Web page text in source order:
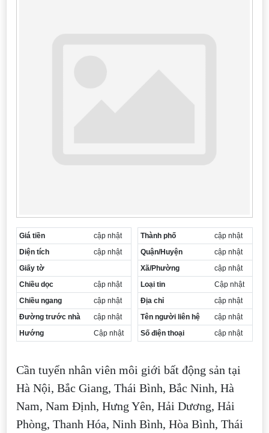
Giá tiền
cập nhật
Diện tích
cập nhật
Giấy tờ
Chiều dọc
cập nhật
Chiều ngang
cập nhật
Đường trước nhà
cập nhật
Hướng
Cập nhật
Thành phố
cập nhật
Quận/Huyện
cập nhật
Xã/Phường
cập nhật
Loại tin
Cập nhật
Địa chỉ
cập nhật
Tên người liên hệ
cập nhật
Số điện thoại
cập nhật
Cần tuyển nhân viên môi giới bất động sản tại
Hà Nội, Bắc Giang, Thái Bình, Bắc Ninh, Hà
Nam, Nam Định, Hưng Yên, Hải Dương, Hải
Phòng, Thanh Hóa, Ninh Bình, Hòa Bình, Thái